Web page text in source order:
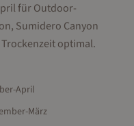
für Outdoor-
Sumidero Canyon
optimal.
April
März